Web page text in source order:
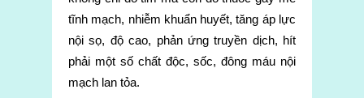
tĩnh mạch, nhiễm khuẩn huyết, tăng áp lực
nội sọ, độ cao, phản ứng truyền dịch, hít
phải một số chất độc, sốc, đông máu nội
mạch lan tỏa.